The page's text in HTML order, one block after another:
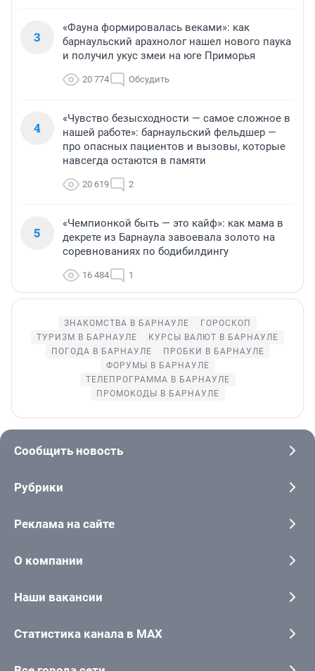
3
«Фауна формировалась веками»: как
барнаульский арахнолог нашел нового паука
и получил укус змеи на юге Приморья
20 774 Обсудить
4
«Чувство безысходности — самое сложное в
нашей работе»: барнаульский фельдшер —
про опасных пациентов и вызовы, которые
навсегда остаются в памяти
20 619 2
5
«Чемпионкой быть — это кайф»: как мама в
декрете из Барнаула завоевала золото на
соревнованиях по бодибилдингу
16 484 1
ЗНАКОМСТВА В БАРНАУЛЕ
ГОРОСКОП
ТУРИЗМ В БАРНАУЛЕ
КУРСЫ ВАЛЮТ В БАРНАУЛЕ
ПОГОДА В БАРНАУЛЕ
ПРОБКИ В БАРНАУЛЕ
ФОРУМЫ В БАРНАУЛЕ
ТЕЛЕПРОГРАММА В БАРНАУЛЕ
ПРОМОКОДЫ В БАРНАУЛЕ
Сообщить новость
Рубрики
Реклама на сайте
О компании
Наши вакансии
Статистика канала в MAX